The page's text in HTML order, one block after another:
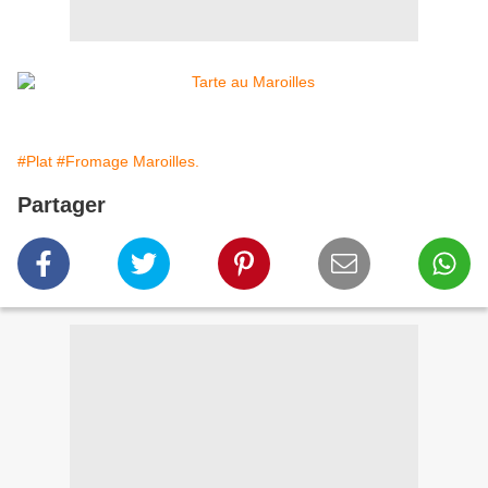
#Plat #Fromage Maroilles.
Partager